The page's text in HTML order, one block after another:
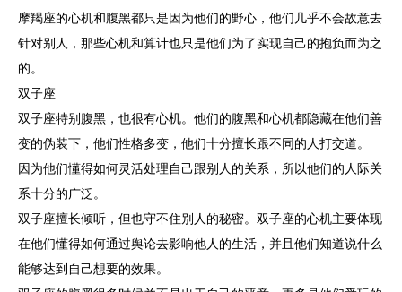
摩羯座的心机和腹黑都只是因为他们的野心，他们几乎不会故意去
针对别人，那些心机和算计也只是他们为了实现自己的抱负而为之
的。
双子座
双子座特别腹黑，也很有心机。他们的腹黑和心机都隐藏在他们善
变的伪装下，他们性格多变，他们十分擅长跟不同的人打交道。
因为他们懂得如何灵活处理自己跟别人的关系，所以他们的人际关
系十分的广泛。
双子座擅长倾听，但也守不住别人的秘密。双子座的心机主要体现
在他们懂得如何通过舆论去影响他人的生活，并且他们知道说什么
能够达到自己想要的效果。